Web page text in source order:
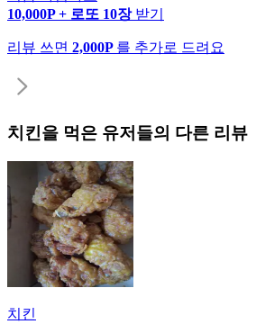
10,000P + 로또 10장 받기
리뷰 쓰면 2,000P 를 추가로 드려요
치킨을 먹은 유저들의 다른 리뷰
치킨